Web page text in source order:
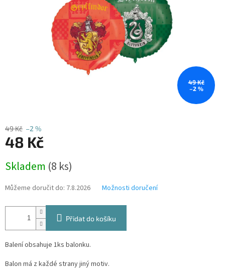
49 Kč
–2 %
49 Kč –2 %
48 Kč
cena:
Skladem (8 ks)
Můžeme doručit do: 7.8.2026 Možnosti doručení
Přidat do košíku
Balení obsahuje 1ks balonku.
Balon má z každé strany jiný motiv.